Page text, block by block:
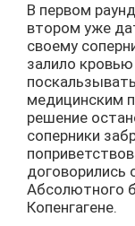
В первом
втором уже
своему
залило
медицинским
решение
соперники
договорились
Абсолютного
Копенгагене.